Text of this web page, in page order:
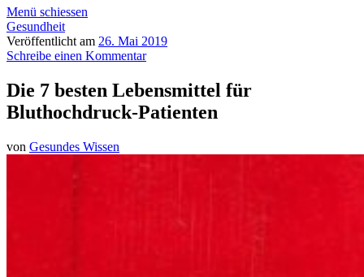
Menü schiessen
Gesundheit
Veröffentlicht am 26. Mai 2019
Schreibe einen Kommentar
Die 7 besten Lebensmittel für
Bluthochdruck-Patienten
von Gesundes Wissen